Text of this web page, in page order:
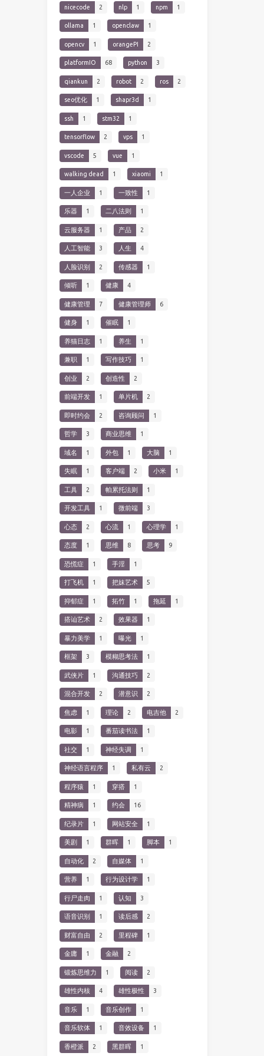
nicecode 2 nlp 1 npm 1
ollama 1 openclaw 1
opencv 1 orangePI 2
platformIO 68 python 3
qiankun 2 robot 2 ros 2
seo优化 1 shapr3d 1
ssh 1 stm32 1
tensorflow 2 vps 1
vscode 5 vue 1
walking dead 1 xiaomi 1
一人企业 1 一致性 1
乐器 1 二八法则 1
云服务器 1 产品 2
人工智能 3 人生 4
人脸识别 2 传感器 1
倾听 1 健康 4
健康管理 7 健康管理师 6
健身 1 催眠 1
养猫日志 1 养生 1
兼职 1 写作技巧 1
创业 2 创造性 2
前端开发 1 单片机 2
即时约会 2 咨询顾问 1
哲学 3 商业思维 1
域名 1 外包 1 大脑 1
失眠 1 客户端 2 小米 1
工具 2 帕累托法则 1
开发工具 1 微前端 3
心态 2 心流 1 心理学 1
态度 1 思维 8 思考 9
恐慌症 1 手淫 1
打飞机 1 把妹艺术 5
抑郁症 1 拓竹 1 拖延 1
搭讪艺术 2 效果器 1
暴力美学 1 曝光 1
框架 3 模糊思考法 1
武侠片 1 沟通技巧 2
混合开发 2 潜意识 2
焦虑 1 理论 2 电吉他 2
电影 1 番茄读书法 1
社交 1 神经失调 1
神经语言程序 1 私有云 2
程序猿 1 穿搭 1
精神病 1 约会 16
纪录片 1 网站安全 1
美剧 1 群晖 1 脚本 1
自动化 2 自媒体 1
营养 1 行为设计学 1
行尸走肉 1 认知 3
语音识别 1 读后感 2
财富自由 2 里程碑 1
金庸 1 金融 2
锻炼思维力 1 阅读 2
雄性内核 4 雄性极性 3
音乐 1 音乐创作 1
音乐软体 1 音效设备 1
香橙派 2 黑群晖 1